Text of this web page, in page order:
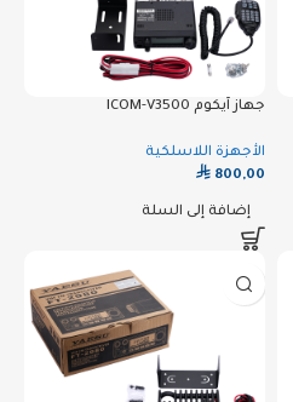
جهاز آيكوم ICOM-V3500
الأجهزة اللاسلكية
⃁ 800,00
إضافة إلى السلة